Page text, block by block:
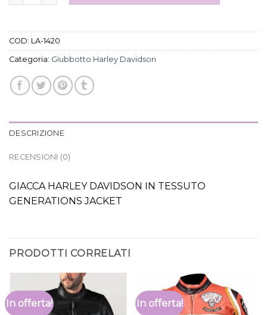
COD: LA-1420
Categoria: Giubbotto Harley Davidson
DESCRIZIONE
RECENSIONI (0)
GIACCA HARLEY DAVIDSON IN TESSUTO
GENERATIONS JACKET
PRODOTTI CORRELATI
In offerta! In offerta!